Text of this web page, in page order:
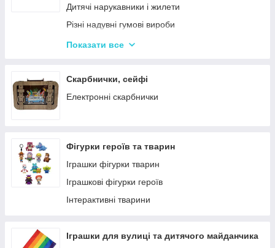
Дитячий Пластилін
Декупаж
Крейда для Малювання
Рукоділля
Валіза для малювання
Дитячі нарукавники і жилети
Різні надувні гумові вироби
Насоси для матрасів та гумових виробів
Надувні матраци
Дитячі надувні басейни
Показати все
Скарбнички, сейфі
Електронні скарбнички
Фігурки героїв та тварин
Іграшки фігурки тварин
Іграшкові фігурки героїв
Інтерактивні тварини
Іграшки для вулиці та дитячого майданчика